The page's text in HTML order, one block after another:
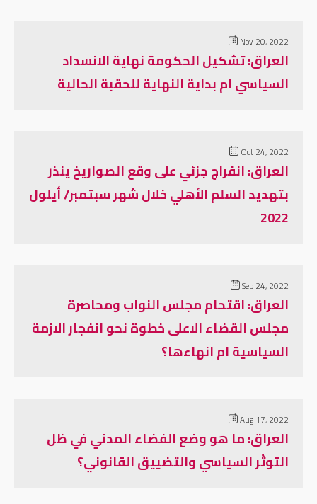
Nov 20, 2022
العراق: تشكيل الحكومة نهاية الانسداد
السياسي ام بداية النهاية للحقبة الحالية
Oct 24, 2022
العراق: انفراج جزئي على وقع الصواريخ ينذر
بتهديد السلم الأهلي خلال شهر سبتمبر/ أيلول
2022
Sep 24, 2022
العراق: اقتحام مجلس النواب ومحاصرة
مجلس القضاء الاعلى خطوة نحو انفجار الازمة
السياسية ام انهاءها؟
Aug 17, 2022
العراق: ما هو وضع الفضاء المدني في ظل
التوتّر السياسي والتضييق القانوني؟